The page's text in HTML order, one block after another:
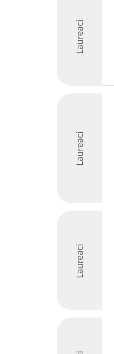
Laureaci
Laureaci
Laureaci